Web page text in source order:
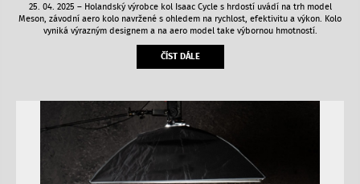
25. 04. 2025 – Holandský výrobce kol Isaac Cycle s hrdostí uvádí na trh model
Meson, závodní aero kolo navržené s ohledem na rychlost, efektivitu a výkon. Kolo
vyniká výrazným designem a na aero model take výbornou hmotností.
ČÍST DÁLE